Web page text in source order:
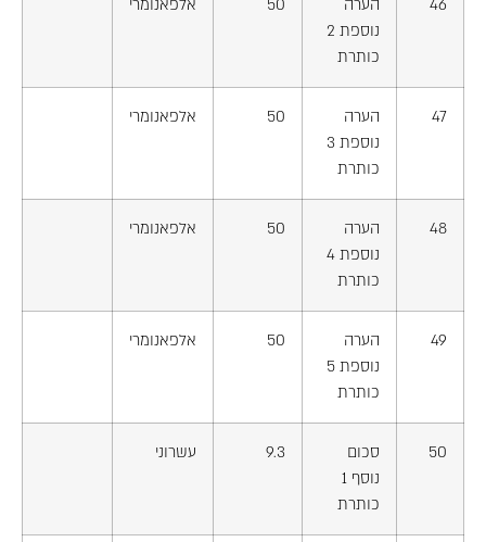
46
הערה
נוספת 2
כותרת
50 אלפאנומרי
47
הערה
נוספת 3
כותרת
50 אלפאנומרי
48
הערה
נוספת 4
כותרת
50 אלפאנומרי
49
הערה
נוספת 5
כותרת
50 אלפאנומרי
50
סכום
נוסף 1
כותרת
9.3 עשרוני